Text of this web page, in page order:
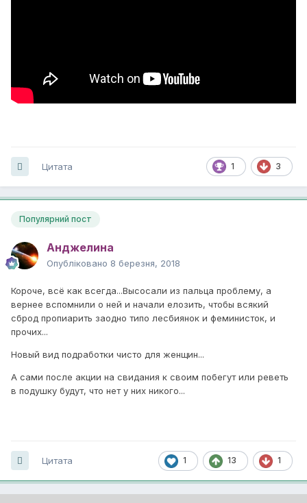
1 3
Цитата
Популярний пост
Анджелина
Опубліковано 8 березня, 2018
Короче, всё как всегда...Высосали из пальца проблему, а
вернее вспомнили о ней и начали елозить, чтобы всякий
сброд пропиарить заодно типо лесбиянок и феминисток, и
прочих...
Новый вид подработки чисто для женщин...
А сами после акции на свидания к своим побегут или реветь
в подушку будут, что нет у них никого...
1 13 1
Цитата